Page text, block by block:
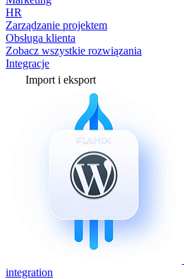
HR
Zarządzanie projektem
Obsługa klienta
Zobacz wszystkie rozwiązania
Integracje
Import i eksport
integration